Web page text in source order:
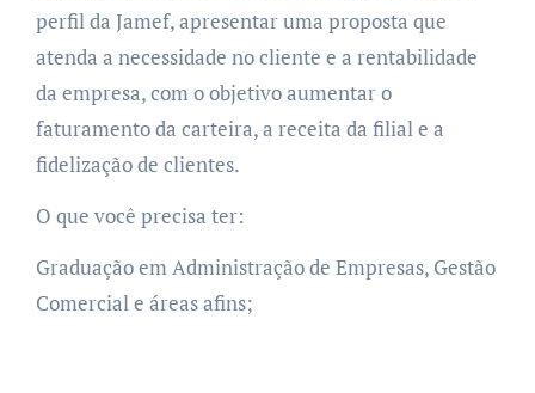
perfil da Jamef, apresentar uma proposta que
atenda a necessidade no cliente e a rentabilidade
da empresa, com o objetivo aumentar o
faturamento da carteira, a receita da filial e a
fidelização de clientes.
O que você precisa ter:
Graduação em Administração de Empresas, Gestão
Comercial e áreas afins;